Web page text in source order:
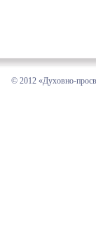
© 2012 «Духовно-